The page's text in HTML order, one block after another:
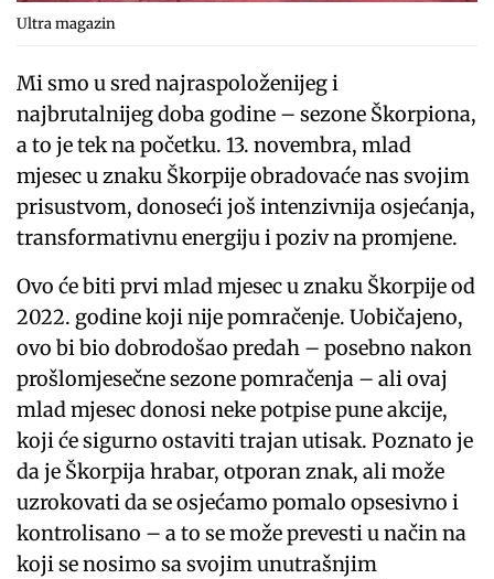
Ultra magazin
Mi smo u sred najraspoloženijeg i
najbrutalnijeg doba godine – sezone Škorpiona,
a to je tek na početku. 13. novembra, mlad
mjesec u znaku Škorpije obradovaće nas svojim
prisustvom, donoseći još intenzivnija osjećanja,
transformativnu energiju i poziv na promjene.
Ovo će biti prvi mlad mjesec u znaku Škorpije od
2022. godine koji nije pomračenje. Uobičajeno,
ovo bi bio dobrodošao predah – posebno nakon
prošlomjesečne sezone pomračenja – ali ovaj
mlad mjesec donosi neke potpise pune akcije,
koji će sigurno ostaviti trajan utisak. Poznato je
da je Škorpija hrabar, otporan znak, ali može
uzrokovati da se osjećamo pomalo opsesivno i
kontrolisano – a to se može prevesti u način na
koji se nosimo sa svojim unutrašnjim